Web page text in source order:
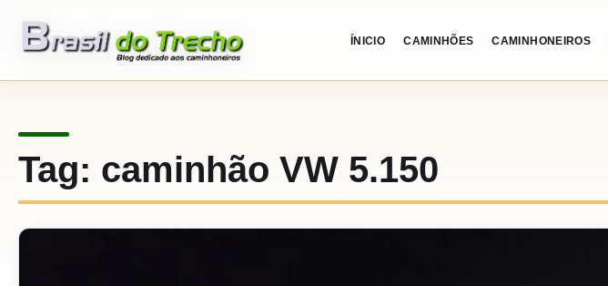
ÍNICIO CAMINHÕES CAMINHONEIROS
Tag: caminhão VW 5.150